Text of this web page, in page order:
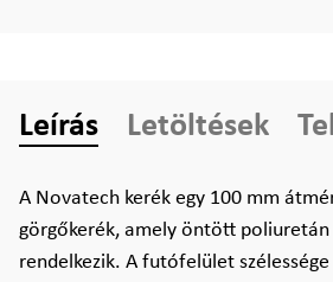
Leírás Letöltések
A Novatech kerék egy 100 mm
görgőkerék, amely öntött
rendelkezik. A futófelület